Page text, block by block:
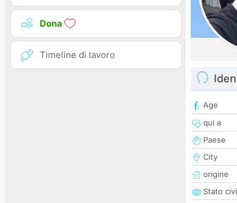
Dona
Timeline di lavoro
Age
qui a
Paese
City
origine
Stato